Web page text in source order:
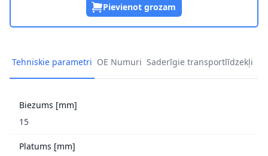
Pievienot grozam
Tehniskie parametri OE Numuri Saderīgie transportlīdzekļi
Biezums [mm]
15
Platums [mm]